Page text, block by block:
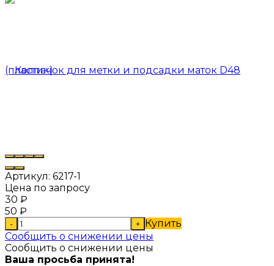
Артикул: 6217-1
Цена по запросу
30 ₽
50 ₽
- + Купить
Сообщить о снижении цены
Сообщить о снижении цены
Ваша просьба принята!